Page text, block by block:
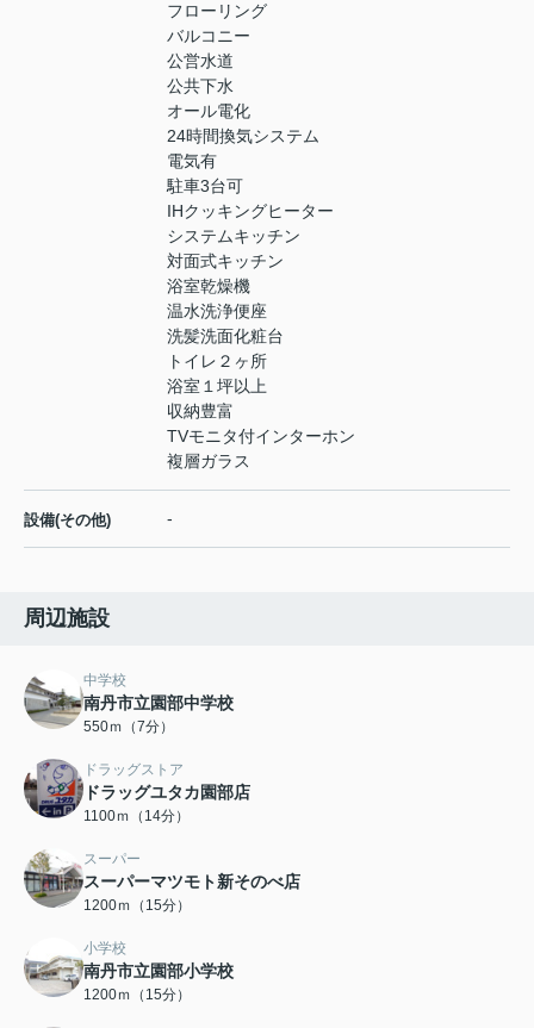
フローリング
バルコニー
公営水道
公共下水
オール電化
24時間換気システム
電気有
駐車3台可
IHクッキングヒーター
システムキッチン
対面式キッチン
浴室乾燥機
温水洗浄便座
洗髪洗面化粧台
トイレ２ヶ所
浴室１坪以上
収納豊富
TVモニタ付インターホン
複層ガラス
設備(その他) -
周辺施設
中学校
南丹市立園部中学校
550ｍ（7分）
ドラッグストア
ドラッグユタカ園部店
1100ｍ（14分）
スーパー
スーパーマツモト新そのべ店
1200ｍ（15分）
小学校
南丹市立園部小学校
1200ｍ（15分）